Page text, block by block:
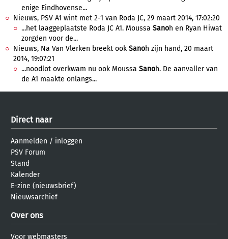
enige Eindhovense...
Nieuws, PSV A1 wint met 2-1 van Roda JC, 29 maart 2014, 17:02:20
...het laaggeplaatste Roda JC A1. Moussa Sanoh en Ryan Hiwat
zorgden voor de...
Nieuws, Na Van Vlerken breekt ook Sanoh zijn hand, 20 maart
2014, 19:07:21
...noodlot overkwam nu ook Moussa Sanoh. De aanvaller van
de A1 maakte onlangs...
Direct naar
Aanmelden / inloggen
PSV Forum
Stand
Kalender
E-zine (nieuwsbrief)
Nieuwsarchief
Over ons
Voor webmasters